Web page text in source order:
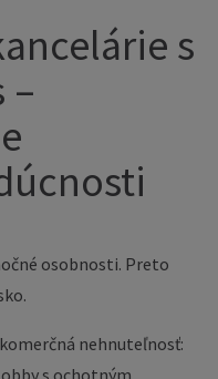
s
–
osobnosti. Preto
nehnuteľnosť: